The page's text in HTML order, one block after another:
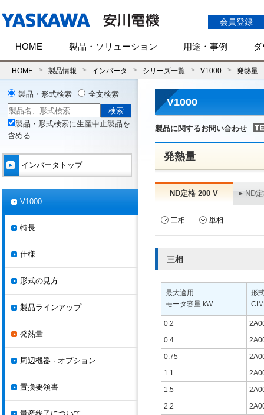
会員登録
HOME 製品・ソリューション 用途・事例
HOME 製品情報 インバータ シリーズ一覧 V1000 発熱量
V1000
製品に関するお問い合わせ
発熱量
ND定格 200 V ND
三相 単相
三相
最大適用
モータ容量 kW
形
0.2
0.4
0.75
1.1
1.5
2.2
製品・形式検索 全文検索
製品・形式検索に生産中止製品を
含める
インバータトップ
V1000
特長
仕様
形式の見方
製品ラインアップ
発熱量
周辺機器 · オプション
置換要領書